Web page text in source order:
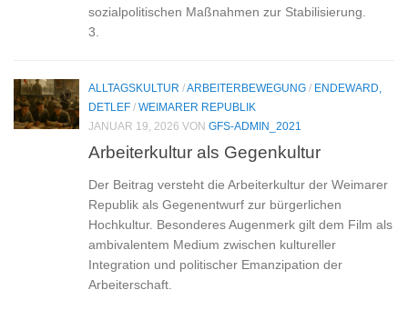
sozialpolitischen Maßnahmen zur Stabilisierung.
3.
ALLTAGSKULTUR /ARBEITERBEWEGUNG / ENDEWARD,
DETLEF / WEIMARER REPUBLIK
JANUAR 19, 2026 VON GFS-ADMIN_2021
Arbeiterkultur als Gegenkultur
Der Beitrag versteht die Arbeiterkultur der Weimarer
Republik als Gegenentwurf zur bürgerlichen
Hochkultur. Besonderes Augenmerk gilt dem Film als
ambivalentem Medium zwischen kultureller
Integration und politischer Emanzipation der
Arbeiterschaft.